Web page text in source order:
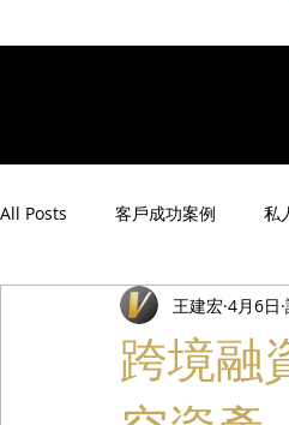
All Posts 客戶成功案例 私
禮遇通關服務 主管專業司
跨境融
王建宏 4月6日